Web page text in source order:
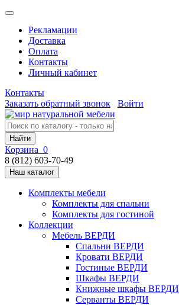
Рекламации
Доставка
Оплата
Контакты
Личный кабинет
Контакты
Заказать обратный звонок
Войти
Найти
Корзина 0
8 (812) 603-70-49
Наш каталог
Комплекты мебели
Комплекты для спальни
Комплекты для гостиной
Коллекции
Мебель ВЕРДИ
Спальни ВЕРДИ
Кровати ВЕРДИ
Гостиные ВЕРДИ
Шкафы ВЕРДИ
Книжные шкафы ВЕРДИ
Серванты ВЕРДИ